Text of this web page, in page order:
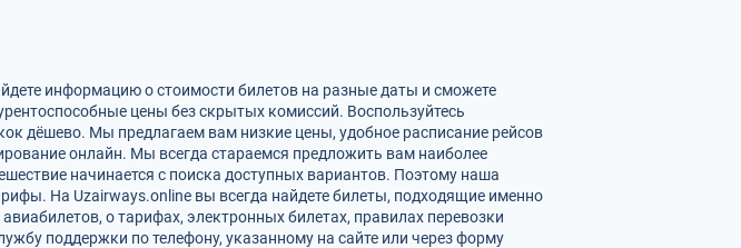
информацию о стоимости билетов на разные даты и сможете
цены без скрытых комиссий. Воспользуйтесь
дёшево. Мы предлагаем вам низкие цены, удобное расписание рейсов
онлайн. Мы всегда стараемся предложить вам наиболее
начинается с поиска доступных вариантов. Поэтому наша
На Uzairways.online вы всегда найдете билеты, подходящие именно
о тарифах, электронных билетах, правилах перевозки
поддержки по телефону, указанному на сайте или через форму